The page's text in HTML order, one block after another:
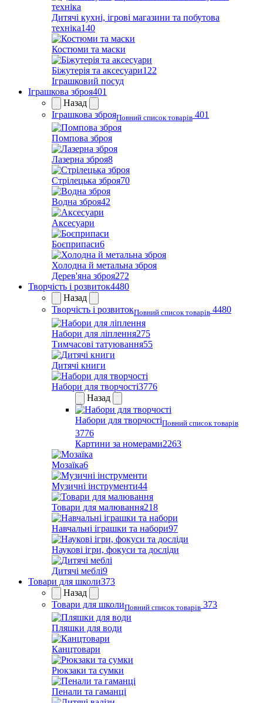
Дитячі кухні, ігрові магазини та побутова
техніка140
Костюми та маски
Біжутерія та аксесуари122
Іграшковий посуд
Іграшкова зброя401
Назад
Іграшкова зброяПовний список товарів 401
Помпова зброя
Лазерна зброя8
Стрілецька зброя70
Водна зброя42
Аксесуари
Боєприпаси6
Холодна й метальна зброя
Дерев'яна зброя272
Творчість і розвиток4480
Назад
Творчість і розвитокПовний список товарів 4480
Набори для ліплення275
Тимчасові татуювання55
Дитячі книги
Набори для творчості3776
Назад
Набори для творчостіПовний список товарів
3776
Картини за номерами2263
Мозаїка6
Музичні інструменти44
Товари для малювання218
Навчальні іграшки та набори97
Наукові ігри, фокуси та досліди
Дитячі меблі9
Товари для школи373
Назад
Товари для школиПовний список товарів 373
Пляшки для води
Канцтовари
Рюкзаки та сумки
Пенали та гаманці